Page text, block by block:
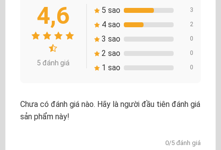
4,6
5 đánh giá
5 sao 3
4 sao 2
3 sao 0
2 sao 0
1 sao 0
Chưa có đánh giá nào. Hãy là người đầu tiên đánh giá
sản phẩm này!
0/5 đánh giá